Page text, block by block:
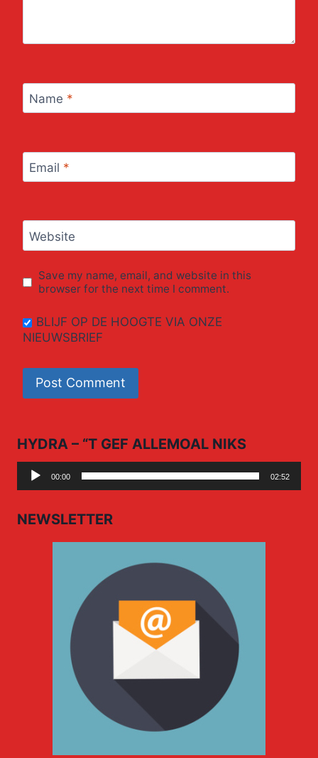
Name *
Email *
Website
Save my name, email, and website in this
browser for the next time I comment.
BLIJF OP DE HOOGTE VIA ONZE
NIEUWSBRIEF
HYDRA – “T GEF ALLEMOAL NIKS
Audio
Player
00:00 02:52
NEWSLETTER